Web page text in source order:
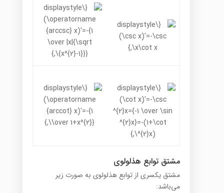
مشتق توابع هذلولوی
مشتق یکسری از توابع هذلولوی به صورت زیر
می‌باشد: